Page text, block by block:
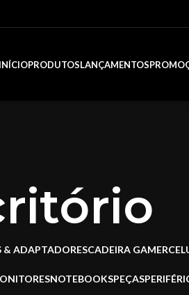
INÍCIOPRODUTOSLANÇAMENTOS
& ADAPTADORESCADEIRA GAMER
NOTEBOOKSPEÇAS